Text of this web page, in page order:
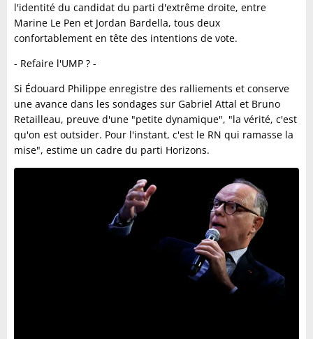
l'identité du candidat du parti d'extrême droite, entre
Marine Le Pen et Jordan Bardella, tous deux
confortablement en tête des intentions de vote.
- Refaire l'UMP ? -
Si Édouard Philippe enregistre des ralliements et conserve
une avance dans les sondages sur Gabriel Attal et Bruno
Retailleau, preuve d'une "petite dynamique", "la vérité, c'est
qu'on est outsider. Pour l'instant, c'est le RN qui ramasse la
mise", estime un cadre du parti Horizons.